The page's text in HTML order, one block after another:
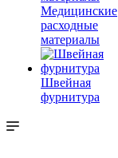
Медицинские
расходные
материалы
Швейная
фурнитура